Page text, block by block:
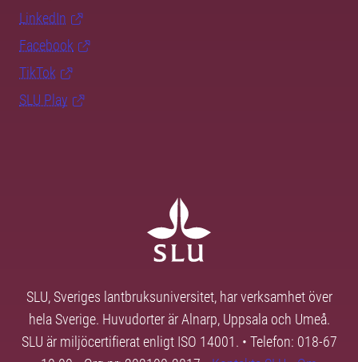
LinkedIn
Facebook
TikTok
SLU Play
SLU, Sveriges lantbruksuniversitet, har verksamhet över
hela Sverige. Huvudorter är Alnarp, Uppsala och Umeå.
SLU är miljöcertifierat enligt ISO 14001. • Telefon: 018-67